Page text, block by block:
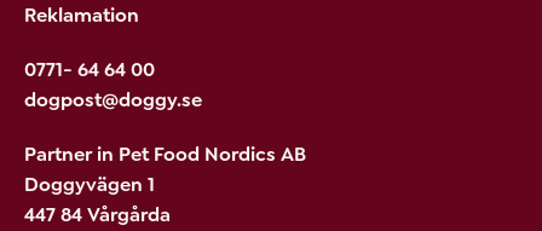
Reklamation
0771- 64 64 00
dogpost@doggy.se
Partner in Pet Food Nordics AB
Doggyvägen 1
447 84 Vårgårda